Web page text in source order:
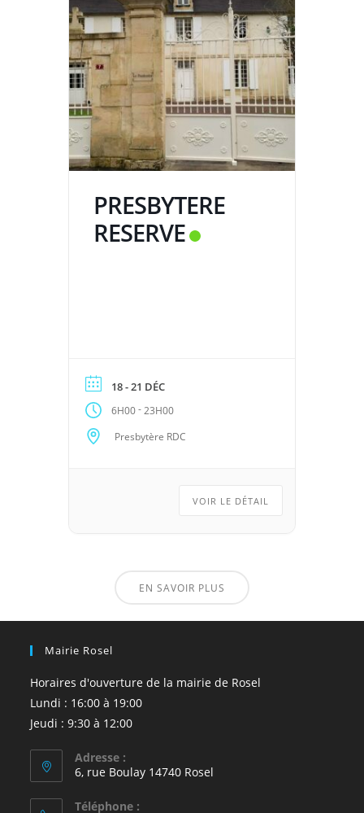
PRESBYTERE
RESERVE
18 - 21 DÉC
6H00-23H00
Presbytère RDC
VOIR LE DÉTAIL
EN SAVOIR PLUS
Mairie Rosel
Horaires d'ouverture de la mairie de Rosel
Lundi : 16:00 à 19:00
Jeudi : 9:30 à 12:00
Adresse :
6, rue Boulay 14740 Rosel
Téléphone :